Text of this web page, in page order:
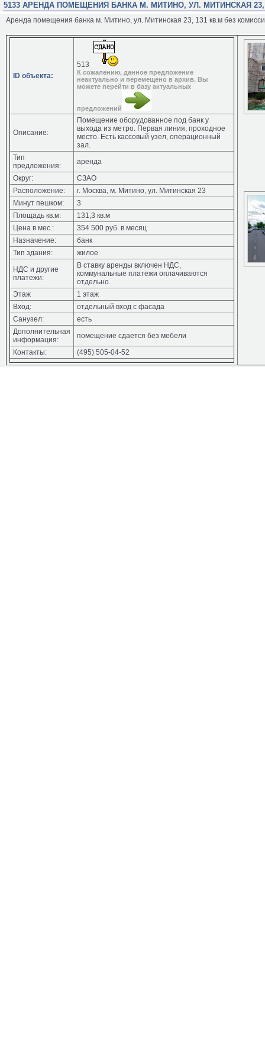
5133 АРЕНДА ПОМЕЩЕНИЯ БАНКА М. МИТИНО, УЛ. МИТИНСКАЯ
Аренда помещения банка м. Митино, ул. Митинская 23, 131 кв.м без
ID объекта:
513
К сожалению, данное предложение
неактуально и перемещено в архив. Вы
можете перейти в базу актуальных
предложений
Описание:
Помещение оборудованное под банк у
выхода из метро. Первая линия, проходное
место. Есть кассовый узел, операционный
зал.
Тип
предложения:
аренда
Округ:
СЗАО
Расположение:
г. Москва, м. Митино, ул. Митинская 23
Минут пешком:
3
Площадь кв.м:
131,3 кв.м
Цена в мес.:
354 500 руб. в месяц
Назначение:
банк
Тип здания:
жилое
НДС и другие
платежи:
В ставку аренды включен НДС,
коммунальные платежи оплачиваются
отдельно.
Этаж
1 этаж
Вход:
отдельный вход с фасада
Санузел:
есть
Дополнительная
информация:
помещение сдается без мебели
Контакты:
(495) 505-04-52